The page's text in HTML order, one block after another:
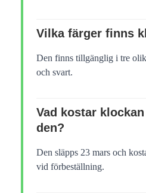
Vilka färger finns
Den finns tillgänglig i tre
och svart.
Vad kostar
den?
Den släpps 23 mars och
vid förbeställning.